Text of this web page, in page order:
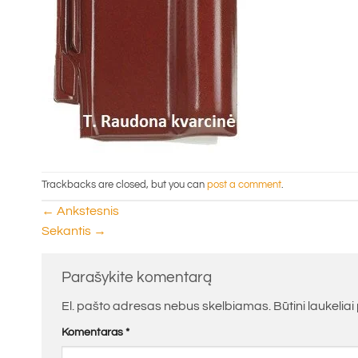
Trackbacks are closed, but you can post a comment.
← Ankstesnis
Sekantis →
Parašykite komentarą
El. pašto adresas nebus skelbiamas. Būtini
Komentaras *